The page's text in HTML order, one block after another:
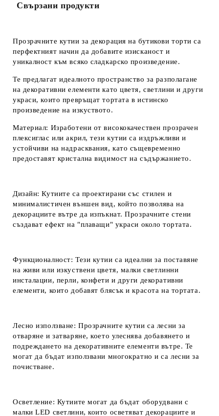
Свързани продукти
Прозрачните кутии за декорация на бутикови торти са
перфектният начин да добавите изисканост и
уникалност към всяко сладкарско произведение.
Те предлагат идеалното пространство за разполагане
на декоративни елементи като цветя, светлини и други
украси, които превръщат тортата в истинско
произведение на изкуството.
Материал: Изработени от висококачествен прозрачен
плексиглас или акрил, тези кутии са издръжливи и
устойчиви на надрасквания, като същевременно
предоставят кристална видимост на съдържанието.
Дизайн: Кутиите са проектирани със стилен и
минималистичен външен вид, който позволява на
декорациите вътре да изпъкнат. Прозрачните стени
създават ефект на "плаващи" украси около тортата.
Функционалност: Тези кутии са идеални за поставяне
на живи или изкуствени цветя, малки светлинни
инсталации, перли, конфети и други декоративни
елементи, които добавят блясък и красота на тортата.
Лесно използване: Прозрачните кутии са лесни за
отваряне и затваряне, което улеснява добавянето и
подреждането на декоративните елементи вътре. Те
могат да бъдат използвани многократно и са лесни за
почистване.
Осветление: Кутиите могат да бъдат оборудвани с
малки LED светлини, които осветяват декорациите и